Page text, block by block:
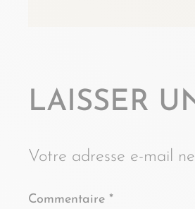
LAISSER
Votre adresse e-mail
Commentaire *